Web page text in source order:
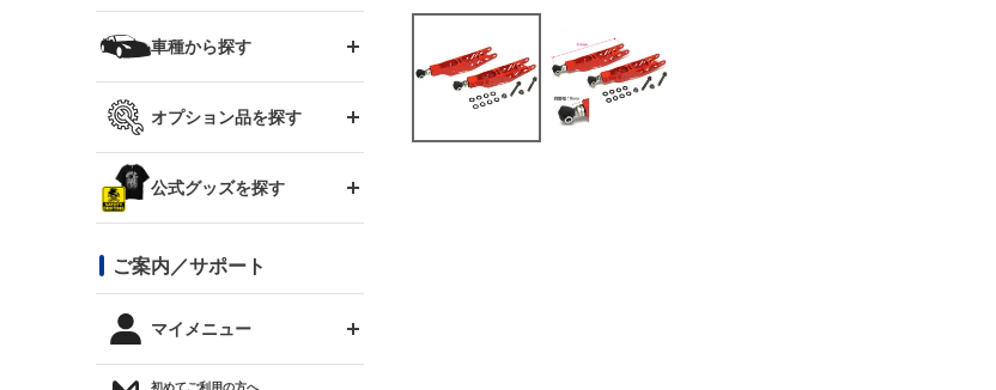
レーシングライン
アタックライン
ストリームライン
スタイリッシュライン
GTウイング
リアウイング
ルーフウイング
ボンネット
カナード
外装・補修パーツ
ボンネット
フェンダー
サイドパーツ
リアウイング
RUGGER MODEL
GROUND MODEL
PHANTOM LIP
DTM:exclusive
スムージングバンパー
ワイパーガード
内装パーツ
DAYTONA-RS NEO
まつど家 鉄漢
まつど家 鉄心
まつど家 鉄八
車種から探す
トヨタ
シルビア S13
シルビア S14 前期
スズキ
RX-7
スバル
BRZ
レクサス
三菱
オプション品を探す
GTウイング用ラダー
コンバットアイ用ライト
オプションタイヤ
サマータイヤ
公式グッズを探す
ステッカー
トップス(半袖)
ご案内／サポート
マイメニュー
ログインする
初めてご利用の方へ